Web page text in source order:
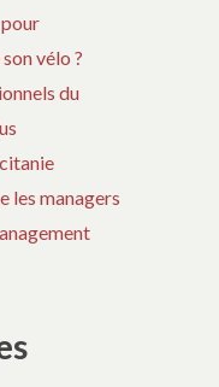
vélo ?
du
les managers